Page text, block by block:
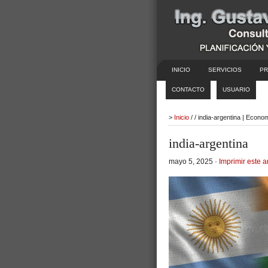
INICIO SERVICIOS
CONTACTO USUARIO
> Inicio / / india-argentina |
india-argentina
mayo 5, 2025 · Imprimir este